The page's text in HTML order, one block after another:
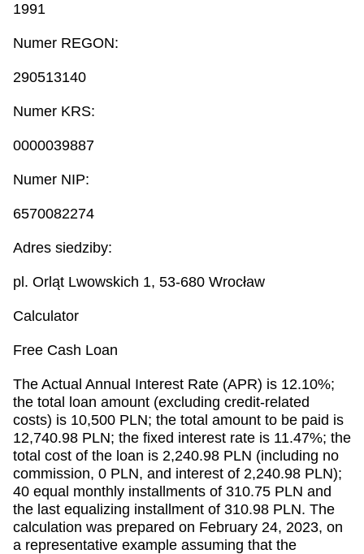
1991
Numer REGON:
290513140
Numer KRS:
0000039887
Numer NIP:
6570082274
Adres siedziby:
pl. Orląt Lwowskich 1, 53-680 Wrocław
Calculator
Free Cash Loan
The Actual Annual Interest Rate (APR) is 12.10%;
the total loan amount (excluding credit-related
costs) is 10,500 PLN; the total amount to be paid is
12,740.98 PLN; the fixed interest rate is 11.47%; the
total cost of the loan is 2,240.98 PLN (including no
commission, 0 PLN, and interest of 2,240.98 PLN);
40 equal monthly installments of 310.75 PLN and
the last equalizing installment of 310.98 PLN. The
calculation was prepared on February 24, 2023, on
a representative example assuming that the